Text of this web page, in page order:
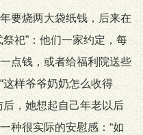
要烧两大袋纸钱，后来在
祀”：他们一家约定，每
点钱，或者给福利院送些
这样爷爷奶奶怎么收得
，她想起自己年老以后
种很实际的安慰感：“如